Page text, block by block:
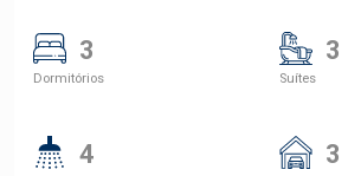
3
Dormitórios
3
Suítes
4 3